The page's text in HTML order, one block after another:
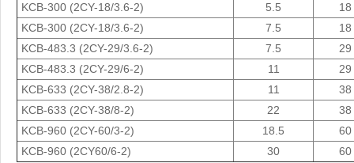
KCB-300 (2CY-18/3.6-2)
5.5
18
KCB-300 (2CY-18/3.6-2)
7.5
18
KCB-483.3 (2CY-29/3.6-2)
7.5
29
KCB-483.3 (2CY-29/6-2)
11
29
KCB-633 (2CY-38/2.8-2)
11
38
KCB-633 (2CY-38/8-2)
22
38
KCB-960 (2CY-60/3-2)
18.5
60
KCB-960 (2CY60/6-2)
30 60